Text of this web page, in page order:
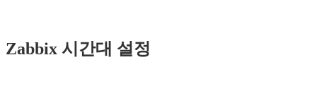
Zabbix 시간대 설정